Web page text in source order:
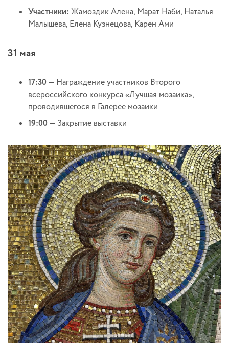
Участники: Жамоздик Алена, Марат Наби, Наталья
Малышева, Елена Кузнецова, Карен Ами
31 мая
17:30 — Награждение участников Второго
всероссийского конкурса «Лучшая мозаика»,
проводившегося в Галерее мозаики
19:00 — Закрытие выставки